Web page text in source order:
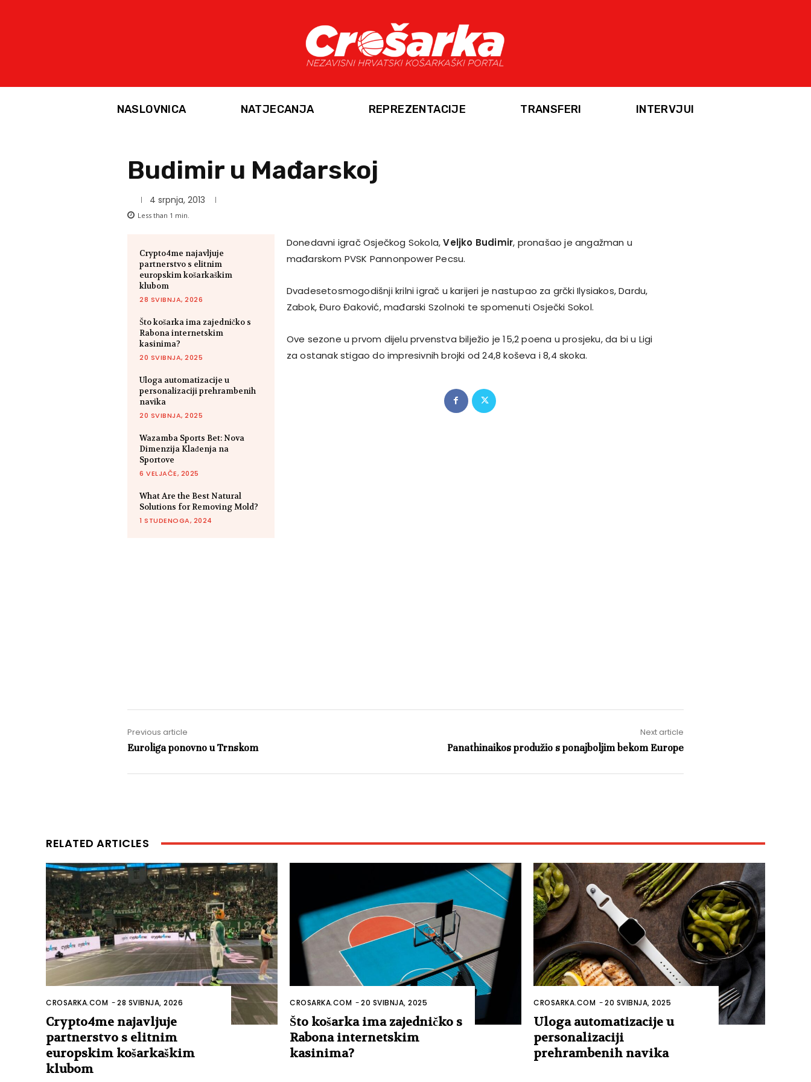
NASLOVNICA NATJECANJA REPREZENTACIJE TRANSFERI INTERVJUI
Budimir u Mađarskoj
4 srpnja, 2013
Less than 1 min.
Crypto4me najavljuje
partnerstvo s elitnim
europskim košarkaškim
klubom
28 SVIBNJA, 2026
Što košarka ima zajedničko s
Rabona internetskim
kasinima?
20 SVIBNJA, 2025
Uloga automatizacije u
personalizaciji prehrambenih
navika
20 SVIBNJA, 2025
Wazamba Sports Bet: Nova
Dimenzija Klađenja na
Sportove
6 VELJAČE, 2025
What Are the Best Natural
Solutions for Removing Mold?
1 STUDENOGA, 2024
Donedavni igrač Osječkog Sokola,Veljko Budimir, pronašao je angažman u
mađarskom PVSK Pannonpower Pecsu.
Dvadesetosmogodišnji krilni igrač u karijeri je nastupao za grčki Ilysiakos, Dardu,
Zabok, Đuro Đaković, mađarski Szolnoki te spomenuti Osječki Sokol.
Ove sezone u prvom dijelu prvenstva bilježio je 15,2 poena u prosjeku, da bi u Ligi
za ostanak stigao do impresivnih brojki od 24,8 koševa i 8,4 skoka.
Previous article
Euroliga ponovno u Trnskom
Next article
Panathinaikos produžio s ponajboljim bekom Europe
RELATED ARTICLES
CROSARKA.COM -28 SVIBNJA, 2026
Crypto4me najavljuje
partnerstvo s elitnim
europskim košarkaškim
klubom
CROSARKA.COM -20 SVIBNJA, 2025
Što košarka ima zajedničko s
Rabona internetskim
kasinima?
CROSARKA.COM -20 SVIBNJA, 2025
Uloga automatizacije u
personalizaciji
prehrambenih navika